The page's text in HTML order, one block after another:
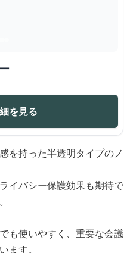
を見る
を持った半透明タイプのノ
イバシー保護効果も期待で
も使いやすく、重要な会議
ます。